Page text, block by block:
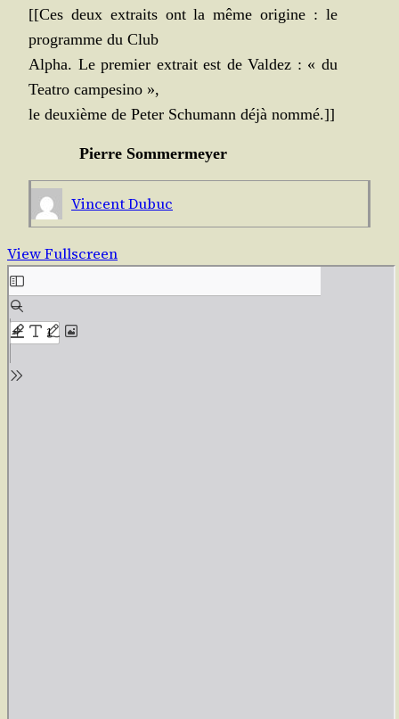
[[Ces deux extraits ont la même ori­gine : le
pro­gramme du Club
Alpha. Le pre­mier extrait est de Val­dez : « du
Tea­tro campesino »,
le deuxième de Peter Schu­mann déjà nommé.]]
Pierre Som­mer­meyer
Vincent Dubuc
View Fullscreen